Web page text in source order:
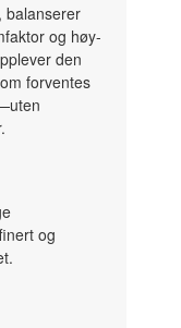
balanserer
og høy-
den
forventes
og